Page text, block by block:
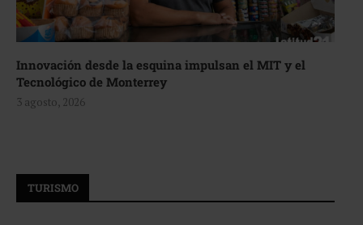
Innovación desde la esquina impulsan el MIT y el
Tecnológico de Monterrey
3 agosto, 2026
TURISMO